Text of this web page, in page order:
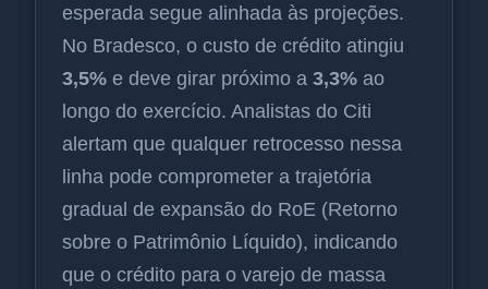
esperada segue alinhada às projeções.
No Bradesco, o custo de crédito atingiu
3,5% e deve girar próximo a 3,3% ao
longo do exercício. Analistas do Citi
alertam que qualquer retrocesso nessa
linha pode comprometer a trajetória
gradual de expansão do RoE (Retorno
sobre o Patrimônio Líquido), indicando
que o crédito para o varejo de massa